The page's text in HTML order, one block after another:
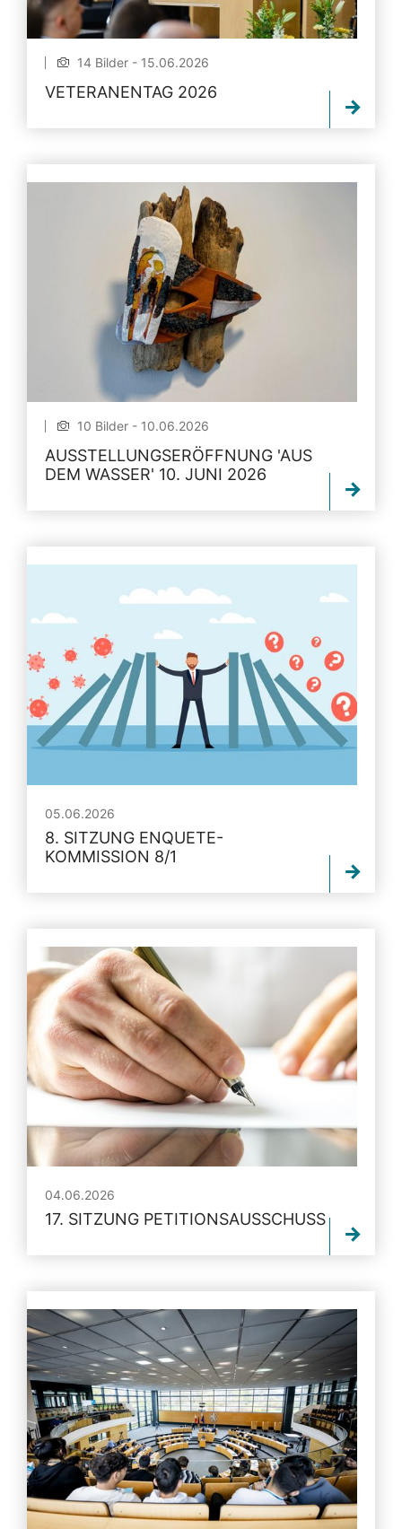
14 Bilder - 15.06.2026
VETERANENTAG 2026
10 Bilder - 10.06.2026
AUSSTELLUNGSERÖFFNUNG 'AUS
DEM WASSER' 10. JUNI 2026
05.06.2026
8. SITZUNG ENQUETE-
KOMMISSION 8/1
04.06.2026
17. SITZUNG PETITIONSAUSSCHUSS